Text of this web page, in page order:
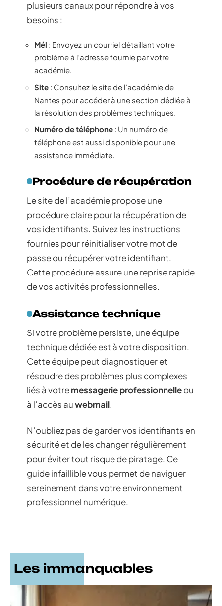
plusieurs canaux pour répondre à vos
besoins :
Mél : Envoyez un courriel détaillant votre
problème à l’adresse fournie par votre
académie.
Site : Consultez le site de l’académie de
Nantes pour accéder à une section dédiée à
la résolution des problèmes techniques.
Numéro de téléphone : Un numéro de
téléphone est aussi disponible pour une
assistance immédiate.
Procédure de récupération
Le site de l’académie propose une
procédure claire pour la récupération de
vos identifiants. Suivez les instructions
fournies pour réinitialiser votre mot de
passe ou récupérer votre identifiant.
Cette procédure assure une reprise rapide
de vos activités professionnelles.
Assistance technique
Si votre problème persiste, une équipe
technique dédiée est à votre disposition.
Cette équipe peut diagnostiquer et
résoudre des problèmes plus complexes
liés à votremessagerie professionnelleou
à l’accès auwebmail.
N’oubliez pas de garder vos identifiants en
sécurité et de les changer régulièrement
pour éviter tout risque de piratage. Ce
guide infaillible vous permet de naviguer
sereinement dans votre environnement
professionnel numérique.
Les immanquables